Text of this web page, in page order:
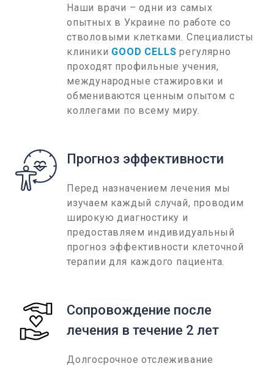
Наши врачи – одни из самых
опытных в Украине по работе со
стволовыми клетками. Специалисты
клиники GOOD CELLSрегулярно
проходят профильные учения,
международные стажировки и
обмениваются ценным опытом с
коллегами по всему миру.
Прогноз эффективности
Перед назначением лечения мы
изучаем каждый случай, проводим
широкую диагностику и
предоставляем индивидуальный
прогноз эффективности клеточной
терапии для каждого пациента.
Сопровождение после
лечения в течение 2 лет
Долгосрочное отслеживание